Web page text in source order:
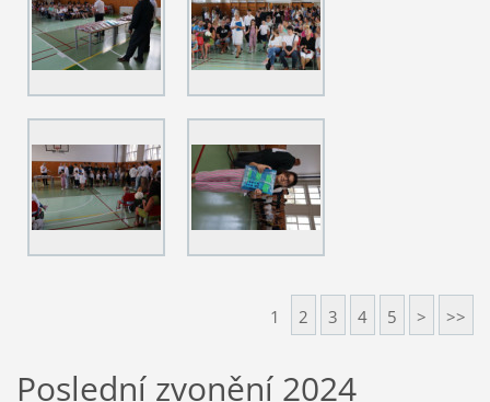
1 2 3 4 5 > >>
Poslední zvonění 2024